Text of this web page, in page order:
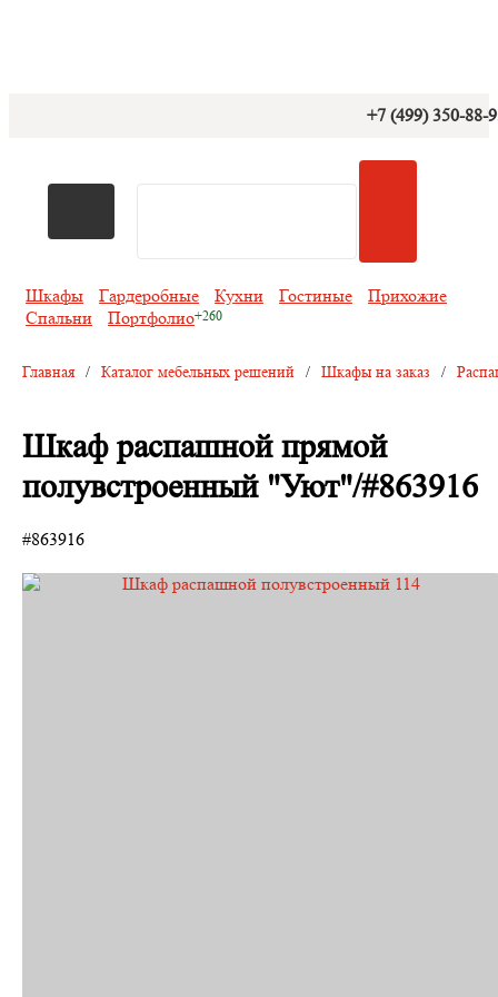
+7 (499) 350-88-
Шкафы Гардеробные Кухни Гостиные
Прихожие
Спальни
Портфолио
Главная / Каталог мебельных решений / Шкафы на заказ /
Шкаф распашной прямой
полувстроенный "Уют"/#863916
#863916